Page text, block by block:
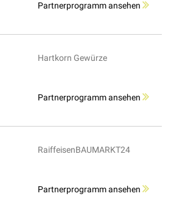
Partnerprogramm ansehen
Hartkorn Gewürze
Partnerprogramm ansehen
RaiffeisenBAUMARKT24
Partnerprogramm ansehen